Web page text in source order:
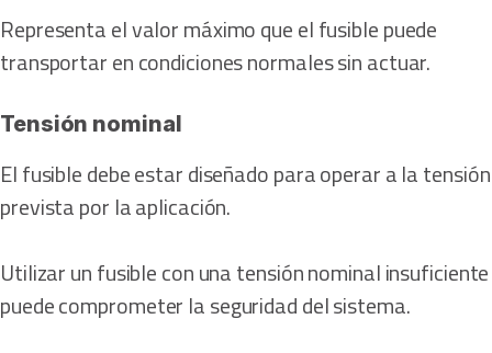
Representa el valor máximo que el fusible puede
transportar en condiciones normales sin actuar.
Tensión nominal
El fusible debe estar diseñado para operar a la tensión
prevista por la aplicación.
Utilizar un fusible con una tensión nominal insuficiente
puede comprometer la seguridad del sistema.